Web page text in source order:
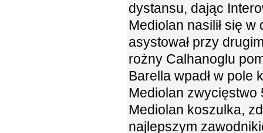
dystansu, dając
Mediolan nasilił się
asystował przy
rożny Calhanoglu
Barella wpadł w pole
Mediolan zwycięstwo
Mediolan koszulka,
najlepszym